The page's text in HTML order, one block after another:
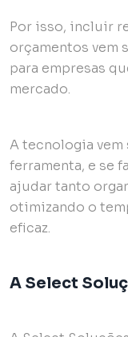
Por isso, incluir
orçamentos vem
para empresas
mercado.
A tecnologia
ferramenta, e se
ajudar tanto
otimizando o
eficaz.
A Select